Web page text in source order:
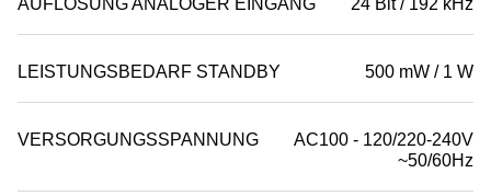
AUFLÖSUNG ANALOGER EINGANG 24 Bit / 192 kHz
LEISTUNGSBEDARF STANDBY 500 mW / 1 W
VERSORGUNGSSPANNUNG
AC100 - 120/220-240V
~50/60Hz